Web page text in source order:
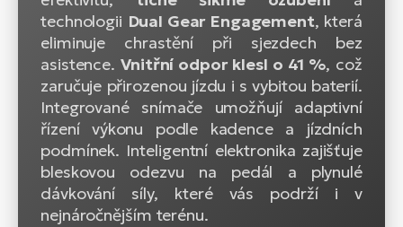
technologii Dual Gear Engagement, která
eliminuje chrastění při sjezdech bez
asistence.Vnitřní odpor klesl o 41 %, což
zaručuje přirozenou jízdu i s vybitou baterií.
Integrované snímače umožňují adaptivní
řízení výkonu podle kadence a jízdních
podmínek. Inteligentní elektronika zajišťuje
bleskovou odezvu na pedál a plynulé
dávkování síly, které vás podrží i v
nejnáročnějším terénu.